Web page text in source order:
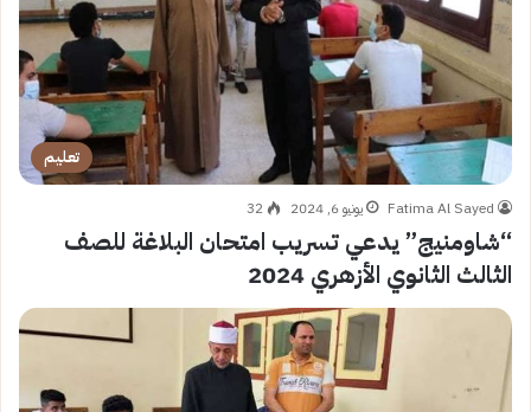
تعليم
Fatima Al Sayed يونيو 6, 2024 32
“شاومنيج” يدعي تسريب امتحان البلاغة للصف
الثالث الثانوي الأزهري 2024